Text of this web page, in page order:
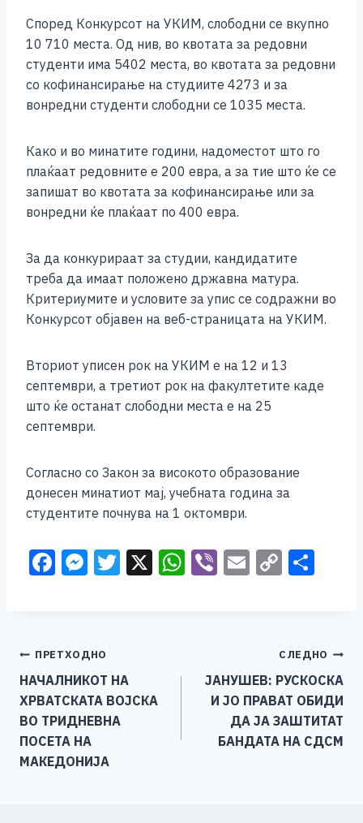
o
k
er p k
Според Конкурсот на УКИМ, слободни се вкупно
10 710 места. Од нив, во квотата за редовни
студенти има 5402 места, во квотата за редовни
со кофинансирање на студиите 4273 и за
вонредни студенти слободни се 1035 места.
Како и во минатите години, надоместот што го
плаќаат редовните е 200 евра, а за тие што ќе се
запишат во квотата за кофинансирање или за
вонредни ќе плаќаат по 400 евра.
За да конкурираат за студии, кандидатите
треба да имаат положено државна матура.
Критериумите и условите за упис се содражни во
Конкурсот објавен на веб-страницата на УКИМ.
Вториот уписен рок на УКИМ е на 12 и 13
септември, а третиот рок на факултетите каде
што ќе останат слободни места е на 25
септември.
Согласно со Закон за високото образование
донесен минатиот мај, учебната година за
студентите почнува на 1 октомври.
F
b
o
o
k
M
n
g
er
T X W Vi E C
Li
n
k
Навигација
на
напис
ПРЕТХОДНО
НАЧАЛНИКОТ НА
ХРВАТСКАТА ВОЈСКА
ВО ТРИДНЕВНА
ПОСЕТА НА
МАКЕДОНИЈА
СЛЕДНО
ЈАНУШЕВ: РУСКОСКА
И ЈО ПРАВАТ ОБИДИ
ДА ЈА ЗАШТИТАТ
БАНДАТА НА СДСМ